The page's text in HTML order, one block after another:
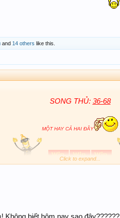
and 14 others like this.
SONG THỦ: 36-68
MỘT HAY CẢ HAI ĐÂY
Click to expand...
Không biết hôm nay sao đây??????